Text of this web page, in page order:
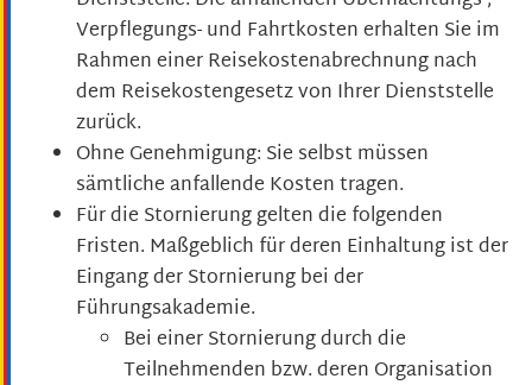
Verpflegungs- und Fahrtkosten erhalten Sie im
Rahmen einer Reisekostenabrechnung nach
dem Reisekostengesetz von Ihrer Dienststelle
zurück.
Ohne Genehmigung: Sie selbst müssen
sämtliche anfallende Kosten tragen.
Für die Stornierung gelten die folgenden
Fristen. Maßgeblich für deren Einhaltung ist der
Eingang der Stornierung bei der
Führungsakademie.
Bei einer Stornierung durch die
Teilnehmenden bzw. deren Organisation